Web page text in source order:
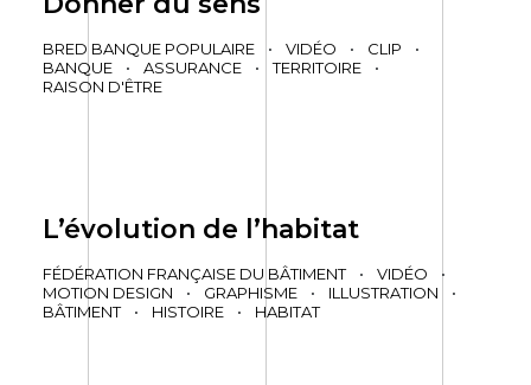
BRED BANQUE POPULAIRE • VIDÉO • CLIP
•
BANQUE
• ASSURANCE • TERRITOIRE
•
RAISON D'ÊTRE
L’évolution de l’habitat
FÉDÉRATION FRANÇAISE DU BÂTIMENT • VIDÉO
•
MOTION DESIGN
• GRAPHISME • ILLUSTRATION
•
BÂTIMENT
• HISTOIRE • HABITAT